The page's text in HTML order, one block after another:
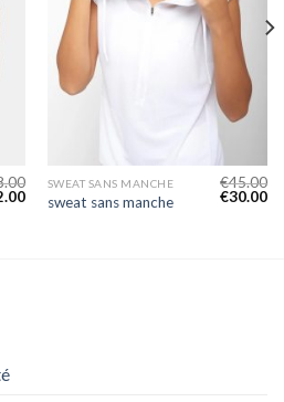
SWEAT SANS MANCHE
sweat sans manche
€45.00
€30.00